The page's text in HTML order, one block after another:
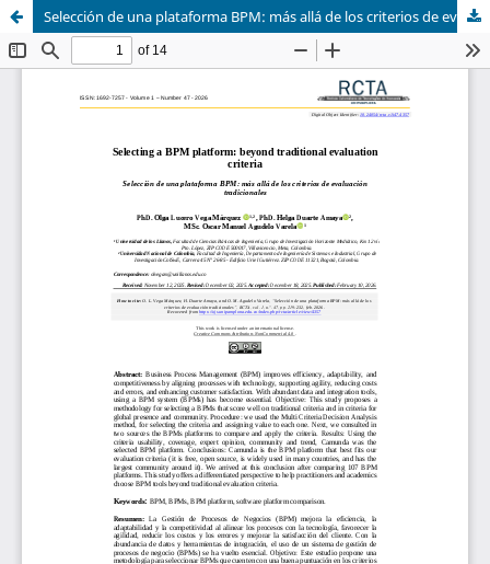
Selección de una plataforma BPM: más allá de los criterios de evaluación tradicionales